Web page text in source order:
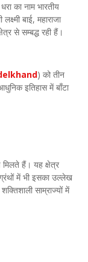
का नाम भारतीय
बाई, महाराजा
से सम्बद्ध रही हैं।
) को तीन
इतिहास में बाँटा
मिलते हैं। यह क्षेत्र
ग्रंथों में भी इसका उल्लेख
साम्राज्यों में